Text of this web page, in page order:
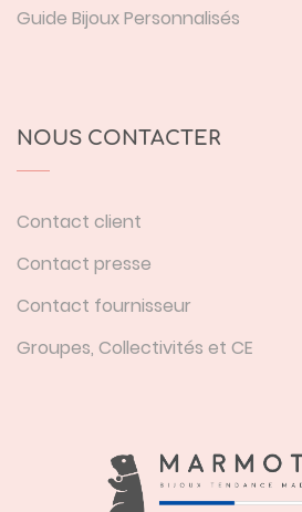
Guide Bijoux Personnalisés
NOUS CONTACTER
Contact client
Contact presse
Contact fournisseur
Groupes, Collectivités et CE